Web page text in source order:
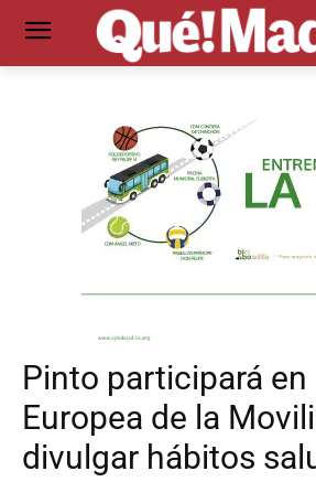
Pinto participará en
Europea de la
divulgar hábitos